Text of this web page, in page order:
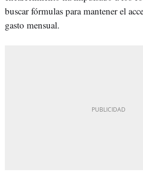
buscar fórmulas para mantener el
gasto mensual.